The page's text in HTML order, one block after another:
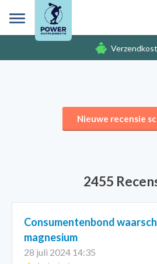
Nieuwe recensie
2455
Consumentenbond
magnesium
28 juli 2024 14:35